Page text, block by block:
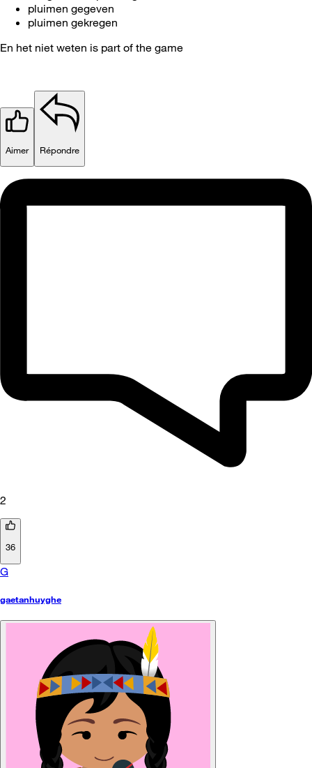
pluimen gegeven
pluimen gekregen
En het niet weten is part of the game
Aimer Répondre
2
36
G
gaetanhuyghe